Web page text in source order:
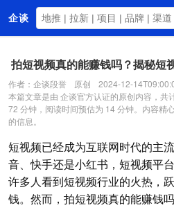
企谈
资讯动态
关于我们
拍短视频真的能赚钱吗？揭秘短
作者：企谈段誉 原创 2024-12-
本篇文章是由 企谈官方认证的原创内容，共
72 分钟，阅读时间预估为 14 分钟。内容精
的信息。
短视频已经成为互联网时代的主
音、快手还是小红书，短视频平
许多人看到短视频行业的火热，
钱。然而，拍短视频真的能赚钱